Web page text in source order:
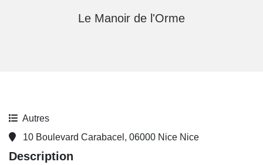
Le Manoir de l'Orme
Autres
10 Boulevard Carabacel, 06000 Nice Nice
Description